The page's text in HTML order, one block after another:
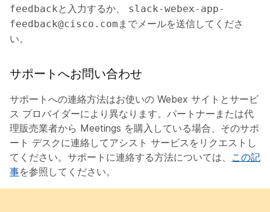
feedbackと入力するか、 slack-webex-app-
feedback@cisco.com までメールを送信してくださ
い。
サポートへお問い合わせ
サポートへの連絡方法はお使いの Webex サイトとサービ
ス プロバイダーにより異なります。パートナーまたは代
理販売業者から Meetings を購入している場合、そのサポ
ート デスクに連絡してアシスト サービスをリクエストし
てください。サポートに連絡する方法については、 この記
事を参照してください。